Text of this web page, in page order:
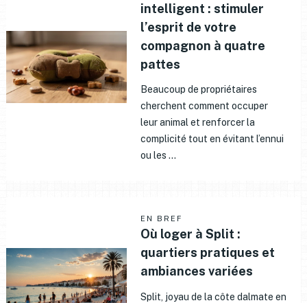
intelligent : stimuler
l’esprit de votre
compagnon à quatre
pattes
Beaucoup de propriétaires
cherchent comment occuper
leur animal et renforcer la
complicité tout en évitant l’ennui
ou les …
EN BREF
Où loger à Split :
quartiers pratiques et
ambiances variées
Split, joyau de la côte dalmate en